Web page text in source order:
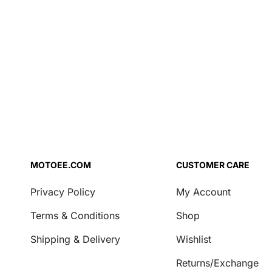
Käigukasti õli
Lukud ja ketid
Transport ja ladustamine
Katted
MOTOEE.COM
Privacy Policy
Terms & Conditions
Shipping & Delivery
CUSTOMER CARE
My Account
Shop
Wishlist
Returns/Exchange